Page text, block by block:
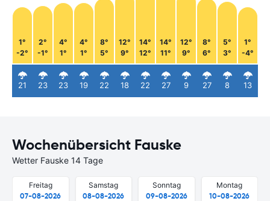
1°
-2°
21
2°
-1°
23
4°
1°
23
4°
1°
19
8°
5°
22
12°
9°
18
14°
12°
22
14°
11°
27
12°
9°
9
8°
6°
27
5°
3°
8
1°
-4°
13
Wochenübersicht Fauske
Wetter Fauske 14 Tage
Freitag
07-08-2026
Samstag
08-08-2026
Sonntag
09-08-2026
Montag
10-08-2026